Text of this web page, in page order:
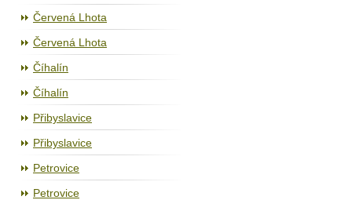
Červená Lhota
Červená Lhota
Číhalín
Číhalín
Přibyslavice
Přibyslavice
Petrovice
Petrovice